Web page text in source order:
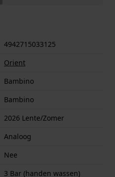
4942715033125
Orient
Bambino
Bambino
2026 Lente/Zomer
Analoog
Nee
3 Bar (handen wassen)